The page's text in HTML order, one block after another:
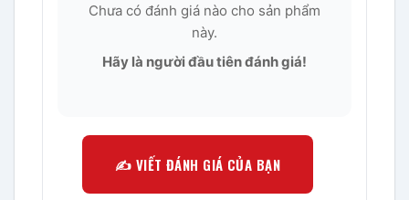
Chưa có đánh giá nào cho sản phẩm
này.
Hãy là người đầu tiên đánh giá!
✍️ VIẾT ĐÁNH GIÁ CỦA BẠN